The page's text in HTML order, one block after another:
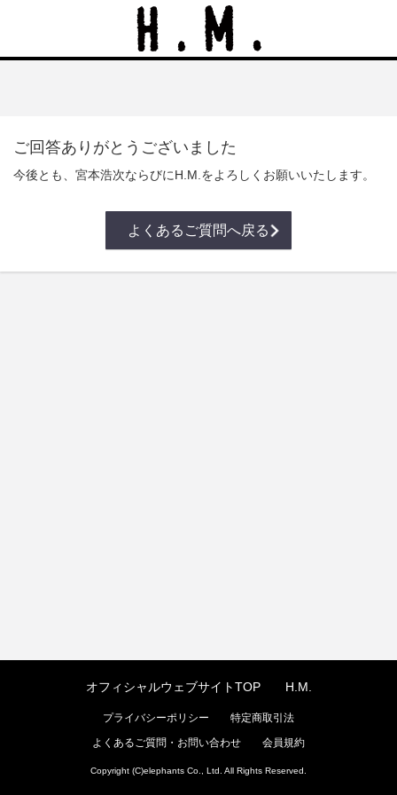
ご回答ありがとうございました
今後とも、宮本浩次ならびにH.M.をよろしくお願いいたします。
よくあるご質問へ戻る
オフィシャルウェブサイトTOP H.M.
プライバシーポリシー
特定商取引法
よくあるご質問・お問い合わせ
会員規約
Copyright (C)elephants Co., Ltd. All Rights Reserved.